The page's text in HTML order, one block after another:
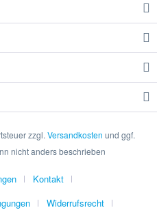
zzgl. Versandkosten und ggf.
nicht anders beschrieben
Kontakt
Widerrufsrecht